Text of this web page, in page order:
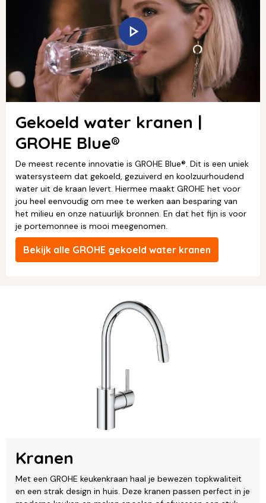
Gekoeld water kranen |
GROHE Blue®
De meest recente innovatie is GROHE Blue®. Dit is een uniek
watersysteem dat gekoeld, gezuiverd en koolzuurhoudend
water uit de kraan levert. Hiermee maakt GROHE het voor
jou heel eenvoudig om mee te werken aan besparing van
het milieu en onze natuurlijk bronnen. En dat het fijn is voor
je portemonnee is mooi meegenomen.
Bekijk alle GROHE gekoeld water kranen
Kranen
Met een GROHE keukenkraan haal je bewezen topkwaliteit
en een strak design in huis. Deze kranen passen perfect in je